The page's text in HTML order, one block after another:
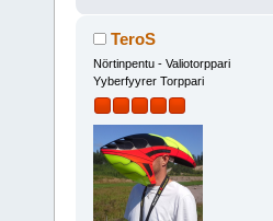
TeroS
Nörtinpentu - Valiotorppari
Yyberfyyrer Torppari